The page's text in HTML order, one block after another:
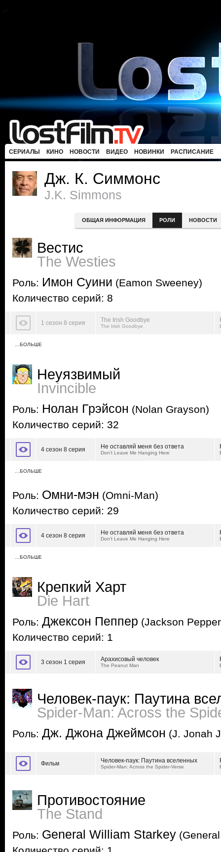
СЕРИАЛЫ КИНО НОВОСТИ ВИДЕО НОВИНКИ РАСПИСАНИЕ
Дж. К. Симмонс
J.K. Simmons
ОБЩАЯ ИНФОРМАЦИЯ РОЛИ НОВОСТИ
Вестис
The Westies
Роль: Имон Суини (Eamon Sweeney)
Количество серий: 8
1 сезон 8 серия The Irish Goodbye
The Irish Goodbye
…БОЛЬШЕ
Неуязвимый
Invincible
Роль: Нолан Грэйсон (Nolan Grayson)
Количество серий: 32
4 сезон 8 серия Не оставляй меня без ответа
Don't Leave Me Hanging Here
…БОЛЬШЕ
Роль: Омни-мэн (Omni-Man)
Количество серий: 29
4 сезон 8 серия Не оставляй меня без ответа
Don't Leave Me Hanging Here
…БОЛЬШЕ
Крепкий Харт
Die Hart
Роль: Джексон Пеппер (Jackson
Количество серий: 1
3 сезон 1 серия Арахисовый человек
The Peanut Man
Человек-паук: Паутина
Spider-Man: Across the
Роль: Дж. Джона Джеймсон (J. Jonah
Фильм Человек-паук: Паутина вселенных
Spider-Man: Across the Spider-Verse
Противостояние
The Stand
Роль: General William Starkey